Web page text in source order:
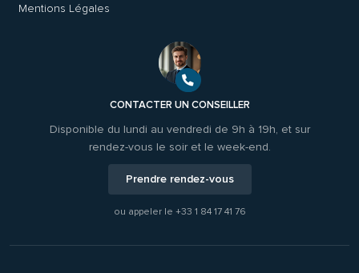
Mentions Légales
CONTACTER UN CONSEILLER
Disponible du lundi au vendredi de 9h à 19h, et sur
rendez-vous le soir et le week-end.
Prendre rendez-vous
ou appeler le +33 1 84 17 41 76